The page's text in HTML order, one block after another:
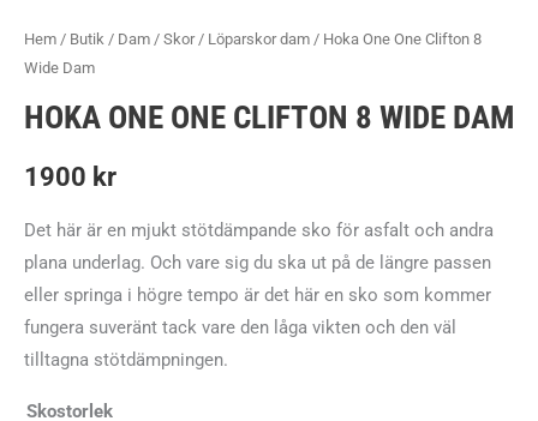
Hem / Butik / Dam / Skor/ Löparskor dam / Hoka One One Clifton 8
Wide Dam
HOKA ONE ONE CLIFTON 8 WIDE DAM
1900 kr
Det här är en mjukt stötdämpande sko för asfalt och andra
plana underlag. Och vare sig du ska ut på de längre passen
eller springa i högre tempo är det här en sko som kommer
fungera suveränt tack vare den låga vikten och den väl
tilltagna stötdämpningen.
Skostorlek